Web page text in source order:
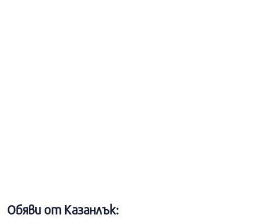
Обяви от Казанлък: